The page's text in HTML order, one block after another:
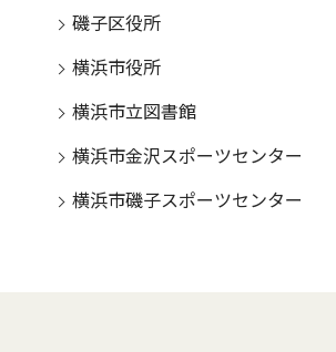
磯子区役所
横浜市役所
横浜市立図書館
横浜市金沢スポーツセンター
横浜市磯子スポーツセンター